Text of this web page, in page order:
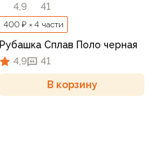
4,9
41
400 ₽ × 4 части
Рубашка Сплав Поло черная
4,9
41
В корзину